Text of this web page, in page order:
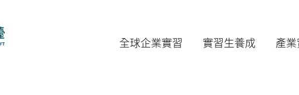
全球企業實習 實習生養成 產